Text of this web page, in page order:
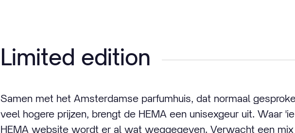
Limited edition
Samen met het Amsterdamse parfumhuis, dat normaal
veel hogere prijzen, brengt de HEMA een unisexgeur uit. Waar
HEMA website wordt er al wat weggegeven. Verwacht een mix